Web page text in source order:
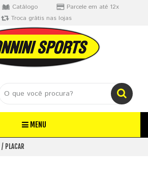
Catálogo
Parcele em até 12x
Troca grátis nas lojas
MENU
PLACAR